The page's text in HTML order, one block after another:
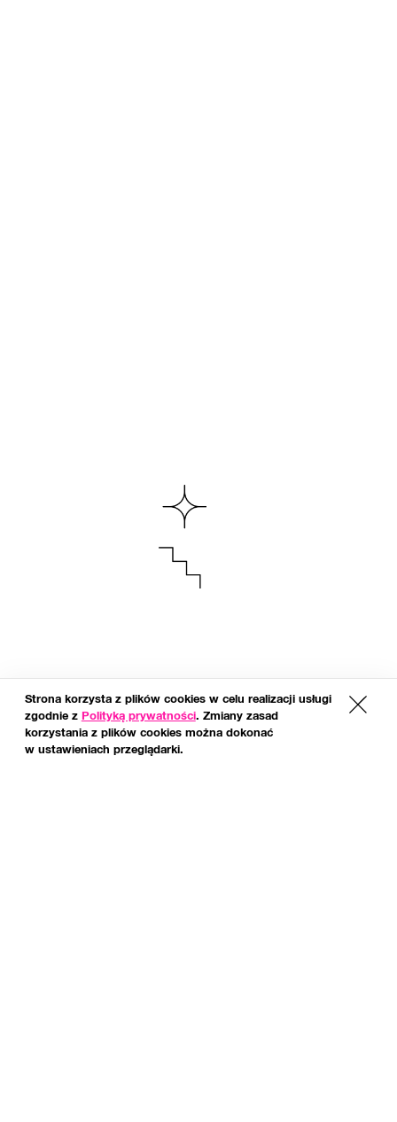
Strona korzysta z plików cookies w celu realizacji usługi
zgodnie z Polityką prywatności. Zmiany zasad
korzystania z plików cookies można dokonać
w ustawieniach przeglądarki.
x